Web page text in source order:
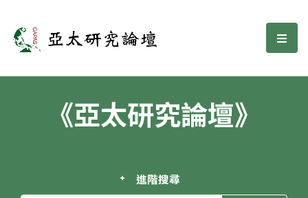
亞太研究論壇 選
《亞太研究論壇》
進階搜尋